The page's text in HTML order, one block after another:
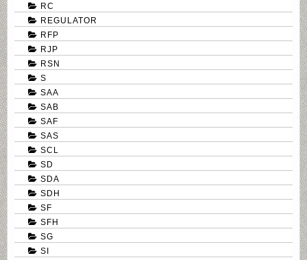
RC
REGULATOR
RFP
RJP
RSN
S
SAA
SAB
SAF
SAS
SCL
SD
SDA
SDH
SF
SFH
SG
SI